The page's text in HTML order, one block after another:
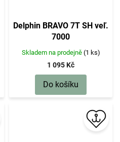
Delphin BRAVO 7T SH veľ.
7000
Skladem na prodejně (1 ks)
1 095 Kč
Do košíku